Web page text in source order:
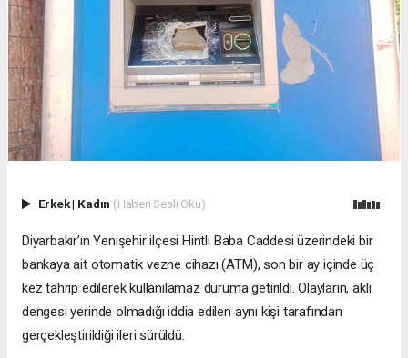
Erkek| Kadın (Haberi Sesli Oku)
Diyarbakır’ın Yenişehir ilçesi Hintli Baba Caddesi üzerindeki bir
bankaya ait otomatik vezne cihazı (ATM), son bir ay içinde üç
kez tahrip edilerek kullanılamaz duruma getirildi. Olayların, akli
dengesi yerinde olmadığı iddia edilen aynı kişi tarafından
gerçekleştirildiği ileri sürüldü.